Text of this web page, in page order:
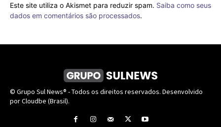
Este site utiliza o Akismet para reduzir spam. Saiba como seus
dados em comentários são processados.
© Grupo Sul News® - Todos os direitos reservados. Desenvolvido
por Cloudbe (Brasil).